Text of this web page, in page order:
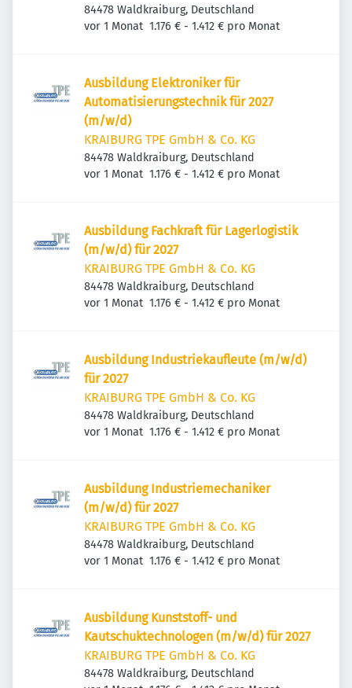
84478 Waldkraiburg, Deutschland
Veröffentlicht:
vor 1 Monat 1.176 € - 1.412 € pro Monat
Ausbildung Elektroniker für
Automatisierungstechnik für 2027
(m/w/d)
KRAIBURG TPE GmbH & Co. KG
84478 Waldkraiburg, Deutschland
Veröffentlicht:
vor 1 Monat 1.176 € - 1.412 € pro Monat
Ausbildung Fachkraft für Lagerlogistik
(m/w/d) für 2027
KRAIBURG TPE GmbH & Co. KG
84478 Waldkraiburg, Deutschland
Veröffentlicht:
vor 1 Monat 1.176 € - 1.412 € pro Monat
Ausbildung Industriekaufleute (m/w/d)
für 2027
KRAIBURG TPE GmbH & Co. KG
84478 Waldkraiburg, Deutschland
Veröffentlicht:
vor 1 Monat 1.176 € - 1.412 € pro Monat
Ausbildung Industriemechaniker
(m/w/d) für 2027
KRAIBURG TPE GmbH & Co. KG
84478 Waldkraiburg, Deutschland
Veröffentlicht:
vor 1 Monat 1.176 € - 1.412 € pro Monat
Ausbildung Kunststoff- und
Kautschuktechnologen (m/w/d) für 2027
KRAIBURG TPE GmbH & Co. KG
84478 Waldkraiburg, Deutschland